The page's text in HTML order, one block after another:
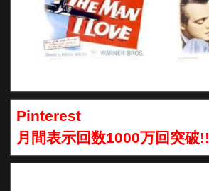
Pinterest
月間表示回数1000万回突破!!